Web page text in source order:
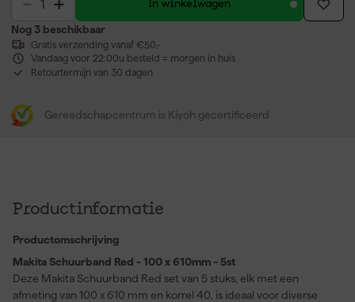
In winkelwagen
Nog 3 beschikbaar
Gratis verzending vanaf €50,-
Vandaag voor 22:00u besteld = morgen in huis
Retourtermijn van 30 dagen
Gereedschapcentrum is Kiyoh gecertificeerd
Productinformatie
Productomschrijving
Makita Schuurband Red - 100 x 610mm - 5st
Deze Makita Schuurband Red set van 5 stuks, elk met een
afmeting van 100 x 610 mm en korrel 40, is ideaal voor diverse